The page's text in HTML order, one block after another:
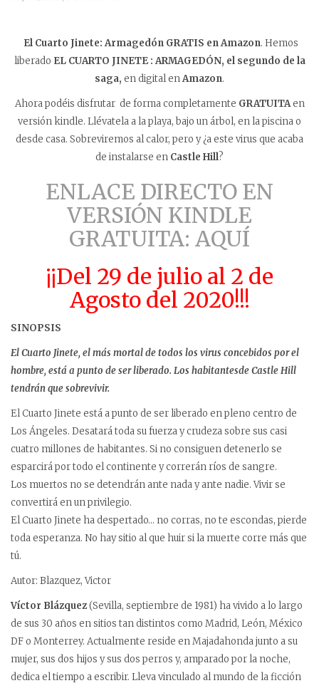
El Cuarto Jinete: Armagedón GRATIS en Amazon. Hemos
liberado EL CUARTO JINETE : ARMAGEDÓN, el segundo de la
saga, en digital enAmazon.
Ahora podéis disfrutar de forma completamente GRATUITAen
versión kindle. Llévatela a la playa, bajo un árbol, en la piscina o
desde casa. Sobreviremos al calor, pero y ¿a este virus que acaba
de instalarse en Castle Hill?
ENLACE DIRECTO EN
VERSIÓN KINDLE
GRATUITA: AQUÍ
¡¡Del 29 de julio al 2 de
Agosto del 2020!!!
SINOPSIS
El Cuarto Jinete, el más mortal de todos los virus concebidos por el
hombre, está a punto de ser liberado. Los habitantesde Castle Hill
tendrán que sobrevivir.
El Cuarto Jinete está a punto de ser liberado en pleno centro de
Los Ángeles. Desatará toda su fuerza y crudeza sobre sus casi
cuatro millones de habitantes. Si no consiguen detenerlo se
esparcirá por todo el continente y correrán ríos de sangre.
Los muertos no se detendrán ante nada y ante nadie. Vivir se
convertirá en un privilegio.
El Cuarto Jinete ha despertado… no corras, no te escondas, pierde
toda esperanza. No hay sitio al que huir si la muerte corre más que
tú.
Autor: Blazquez, Victor
Víctor Blázquez(Sevilla, septiembre de 1981) ha vivido a lo largo
de sus 30 años en sitios tan distintos como Madrid, León, México
DF o Monterrey. Actualmente reside en Majadahonda junto a su
mujer, sus dos hijos y sus dos perros y, amparado por la noche,
dedica el tiempo a escribir. Lleva vinculado al mundo de la ficción